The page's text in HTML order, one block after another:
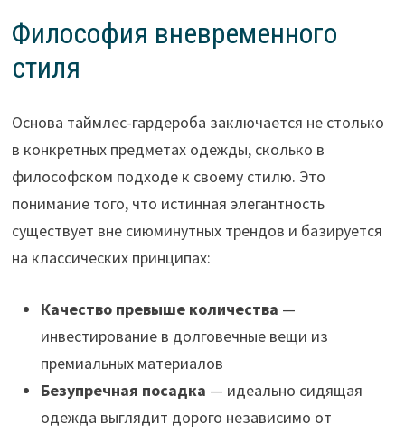
Философия вневременного
стиля
Основа таймлес-гардероба заключается не столько
в конкретных предметах одежды, сколько в
философском подходе к своему стилю. Это
понимание того, что истинная элегантность
существует вне сиюминутных трендов и базируется
на классических принципах:
Качество превыше количества —
инвестирование в долговечные вещи из
премиальных материалов
Безупречная посадка — идеально сидящая
одежда выглядит дорого независимо от